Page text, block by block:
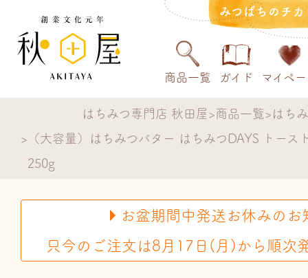
みつばちのチ
商品一覧 ガイド マイペ
はちみつ専門店 秋田屋 商品一覧
はち
（大容量）はちみつバター はちみつDAYS トース
250g
お盆期間中発送お休みのお
只今のご注文は8月17日(月)から順次